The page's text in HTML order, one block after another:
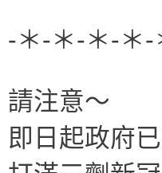
-＊-＊-＊-＊
請注意～
即日起政府